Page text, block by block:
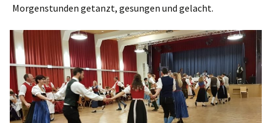
Morgenstunden getanzt, gesungen und gelacht.